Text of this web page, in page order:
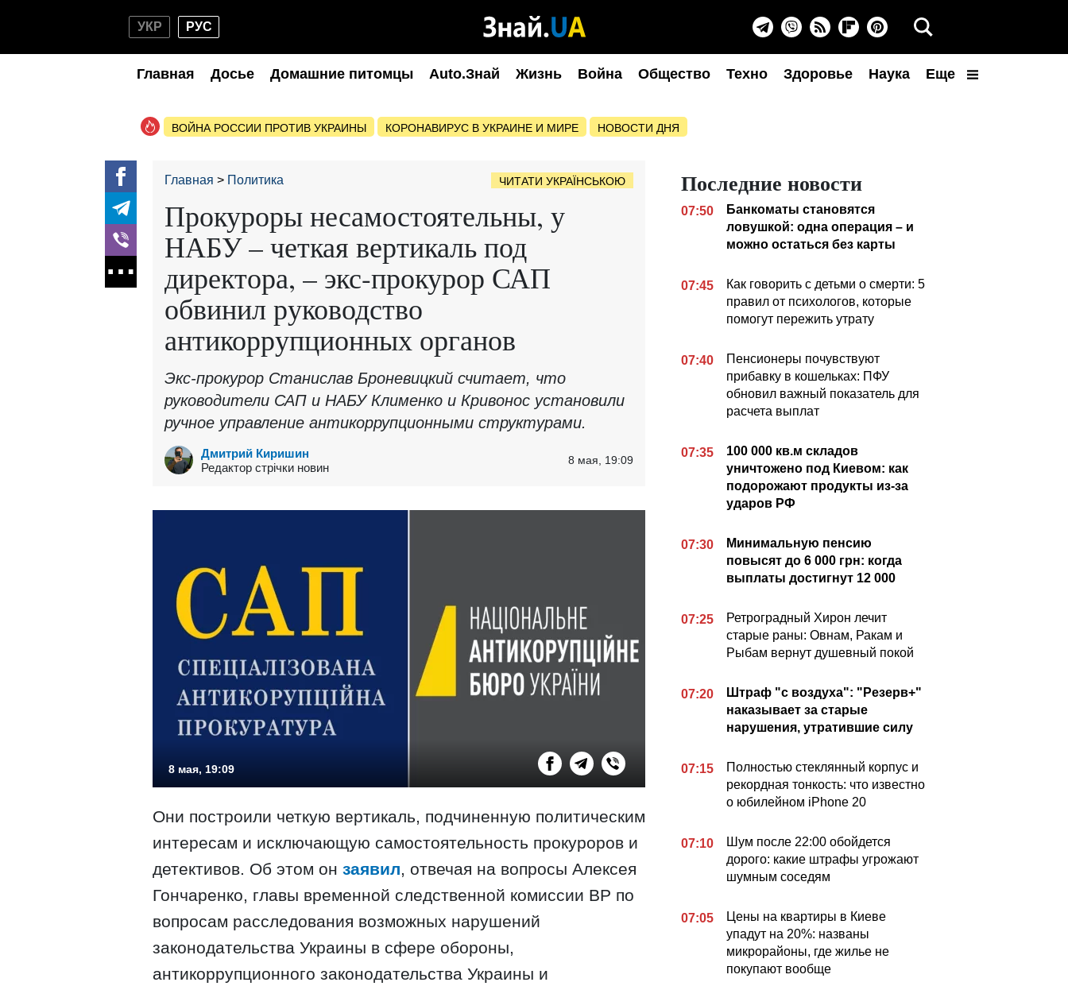
УКР РУС
Главная Досье Домашние питомцы Auto.Знай Жизнь Война Общество Техно Здоровье Наука Еще
ВОЙНА РОССИИ ПРОТИВ УКРАИНЫ КОРОНАВИРУС В УКРАИНЕ И МИРЕ НОВОСТИ ДНЯ
Главная Политика ЧИТАТИ УКРАЇНСЬКОЮ
Прокуроры несамостоятельны, у
НАБУ – четкая вертикаль под
директора, – экс-прокурор САП
обвинил руководство
антикоррупционных органов
Экс-прокурор Станислав Броневицкий считает, что
руководители САП и НАБУ Клименко и Кривонос установили
ручное управление антикоррупционными структурами.
Дмитрий Киришин
Редактор стрічки новин
8 мая, 19:09
8 мая, 19:09
Они построили четкую вертикаль, подчиненную политическим
интересам и исключающую самостоятельность прокуроров и
детективов. Об этом он заявил, отвечая на вопросы Алексея
Гончаренко, главы временной следственной комиссии ВР по
вопросам расследования возможных нарушений
законодательства Украины в сфере обороны,
антикоррупционного законодательства Украины и
Последние новости
07:50
Банкоматы становятся
ловушкой: одна операция – и
можно остаться без карты
07:45
Как говорить с детьми о смерти: 5
правил от психологов, которые
помогут пережить утрату
07:40
Пенсионеры почувствуют
прибавку в кошельках: ПФУ
обновил важный показатель для
расчета выплат
07:35
100 000 кв.м складов
уничтожено под Киевом: как
подорожают продукты из-за
ударов РФ
07:30
Минимальную пенсию
повысят до 6 000 грн: когда
выплаты достигнут 12 000
07:25
Ретроградный Хирон лечит
старые раны: Овнам, Ракам и
Рыбам вернут душевный покой
07:20
Штраф "с воздуха": "Резерв+"
наказывает за старые
нарушения, утратившие силу
07:15
Полностью стеклянный корпус и
рекордная тонкость: что известно
о юбилейном iPhone 20
07:10
Шум после 22:00 обойдется
дорого: какие штрафы угрожают
шумным соседям
07:05
Цены на квартиры в Киеве
упадут на 20%: названы
микрорайоны, где жилье не
покупают вообще